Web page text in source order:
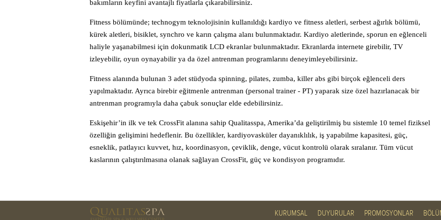
bakımların keyfini avantajlı fiyatlarla çıkarabilirsiniz.
Fitness bölümünde; technogym teknolojisinin kullanıldığı kardiyo ve fitness aletleri, serbest ağırlık bölümü,
kürek aletleri, bisiklet, synchro ve karın çalışma alanı bulunmaktadır. Kardiyo aletlerinde, sporun en eğlenceli
haliyle yaşanabilmesi için dokunmatik LCD ekranlar bulunmaktadır. Ekranlarda internete girebilir, TV
izleyebilir, oyun oynayabilir ya da özel antrenman programlarını deneyimleyebilirsiniz.
Fitness alanında bulunan 3 adet stüdyoda spinning, pilates, zumba, killer abs gibi birçok eğlenceli ders
yapılmaktadır. Ayrıca birebir eğitmenle antrenman (personal trainer - PT) yaparak size özel hazırlanacak bir
antrenman programıyla daha çabuk sonuçlar elde edebilirsiniz.
Eskişehir’in ilk ve tek CrossFit alanına sahip Qualitasspa, Amerika’da geliştirilmiş bu sistemle 10 temel fiziksel
özelliğin gelişimini hedeflenir. Bu özellikler, kardiyovasküler dayanıklılık, iş yapabilme kapasitesi, güç,
esneklik, patlayıcı kuvvet, hız, koordinasyon, çeviklik, denge, vücut kontrolü olarak sıralanır. Tüm vücut
kaslarının çalıştırılmasına olanak sağlayan CrossFit, güç ve kondisyon programıdır.
KURUMSAL DUYURULAR PROMOSYONLAR